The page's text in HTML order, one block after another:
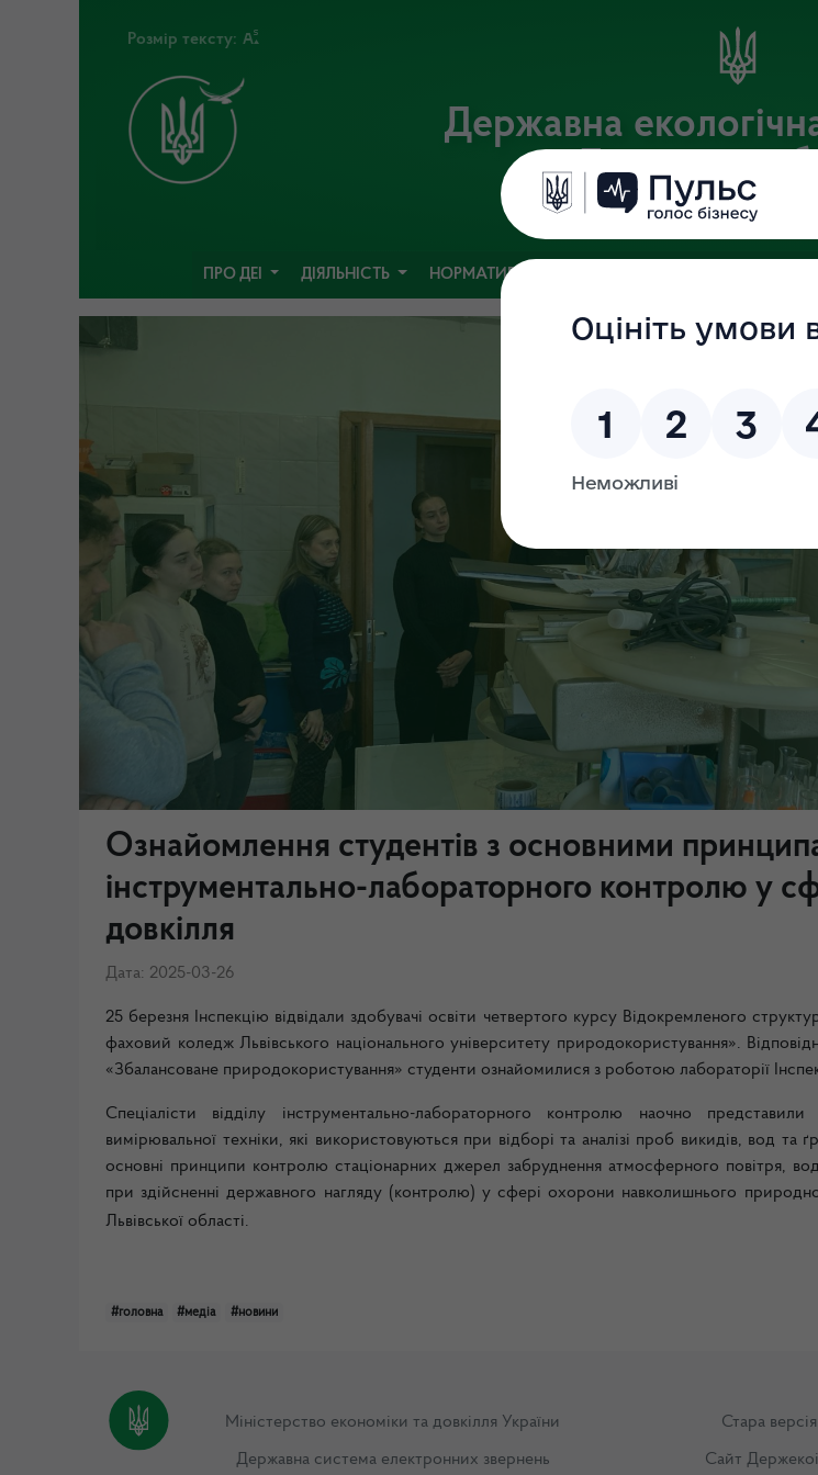
Розмір тексту:
Державна
Львівській
Офіційний веб-портал
ПРО ДЕІ ДІЯЛЬНІСТЬ НОРМАТИВНА БАЗА
Ознайомлення студентів з основними
інструментально-лабораторного контролю у
довкілля
Дата: 2025-03-26
25 березня Інспекцію відвідали здобувачі освіти четвертого курсу Відокремленого
фаховий коледж Львівського національного університету природокористування».
«Збалансоване природокористування» студенти ознайомилися з роботою лабораторії
Спеціалісти відділу інструментально-лабораторного контролю наочно
вимірювальної техніки, які використовуються при відборі та аналізі проб викидів, вод та
основні принципи контролю стаціонарних джерел забруднення атмосферного повітря,
при здійсненні державного нагляду (контролю) у сфері охорони навколишнього
Львівської області.
#головна #медіа #новини
Міністерство економіки та довкілля України
Державна система електронних звернень
Стара
Сайт